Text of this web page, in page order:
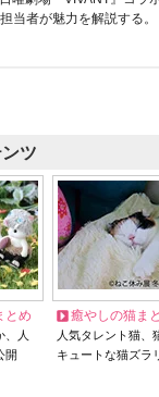
当者が魅力を解説する。
ツ
とめ
、人
開
癒やしの猫ま
人気タレント猫
キュートな猫ズラ